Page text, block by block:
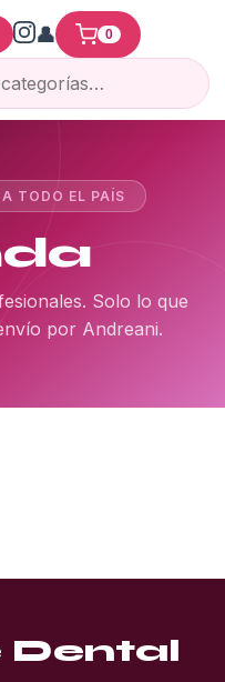
0
TODO EL PAÍS
Solo lo que
por Andreani.
Dental